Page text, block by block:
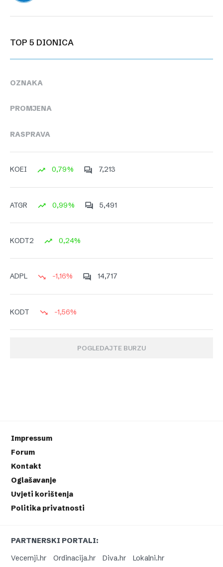
TOP 5 DIONICA
OZNAKA
PROMJENA
RASPRAVA
KOEI 0,79% 7,213
ATGR 0,99% 5,491
KODT2 0,24%
ADPL -1,16% 14,717
KODT -1,56%
POGLEDAJTE BURZU
Impressum
Forum
Kontakt
Oglašavanje
Uvjeti korištenja
Politika privatnosti
PARTNERSKI PORTALI:
Vecernji.hr
Ordinacija.hr Diva.hr Lokalni.hr